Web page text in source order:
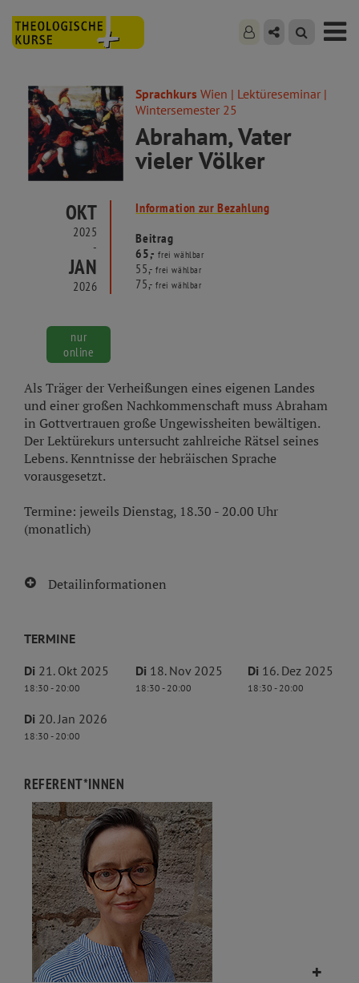
Sprachkurs Wien | Lektüreseminar |
Wintersemester 25
Abraham, Vater
vieler Völker
OKT
2025
-
JAN
2026
Information zur Bezahlung
Beitrag
65,- frei wählbar
55,-frei wählbar
75,-frei wählbar
nur
online
Als Träger der Verheißungen eines eigenen Landes
und einer großen Nachkommenschaft muss Abraham
in Gottvertrauen große Ungewissheiten bewältigen.
Der Lektürekurs untersucht zahlreiche Rätsel seines
Lebens. Kenntnisse der hebräischen Sprache
vorausgesetzt.
Termine: jeweils Dienstag, 18.30 - 20.00 Uhr
(monatlich)
Detailinformationen
TERMINE
Di 21. Okt 2025
18:30 - 20:00
Di 18. Nov 2025
18:30 - 20:00
Di 16. Dez 2025
18:30 - 20:00
Di 20. Jan 2026
18:30 - 20:00
REFERENT*INNEN